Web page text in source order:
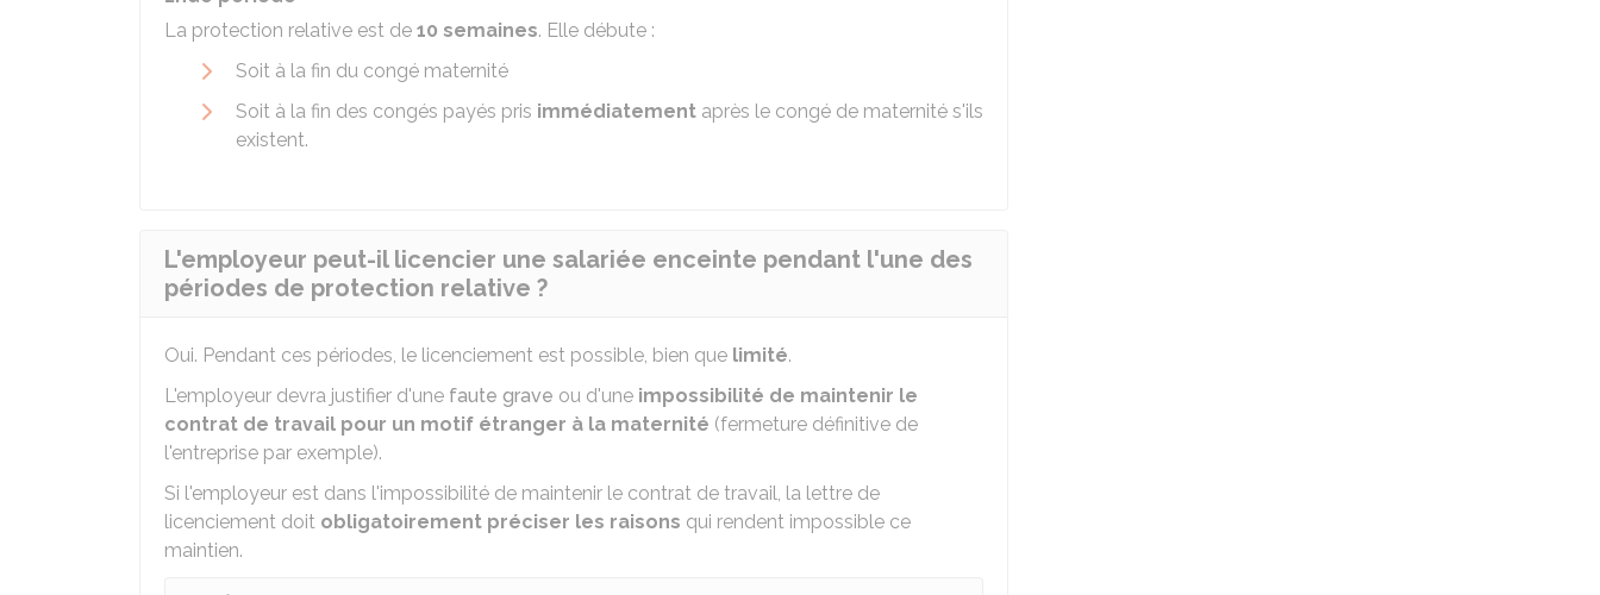
La protection relative est de 10 semaines. Elle débute :
Soit à la fin du congé maternité
Soit à la fin des congés payés pris immédiatement après le congé de maternité s'ils
existent.
L'employeur peut-il licencier une salariée enceinte pendant l'une des
périodes de protection relative ?
Oui. Pendant ces périodes, le licenciement est possible, bien que limité.
L'employeur devra justifier d'une faute grave ou d'une impossibilité de maintenir le
contrat de travail pour un motif étranger à la maternité (fermeture définitive de
l'entreprise par exemple).
Si l'employeur est dans l'impossibilité de maintenir le contrat de travail, la lettre de
licenciement doit obligatoirement préciser les raisons qui rendent impossible ce
maintien.